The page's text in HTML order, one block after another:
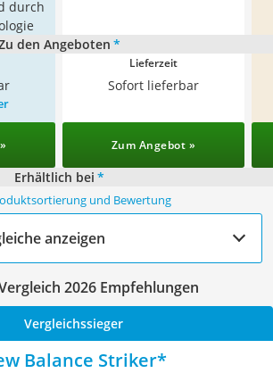
durch
den Angeboten *
Lieferzeit
Sofort lieferbar
Zum Angebot »
Erhältlich bei *
und Bewertung
anzeigen
2026 Empfehlungen
Vergleichssieger
Balance Striker